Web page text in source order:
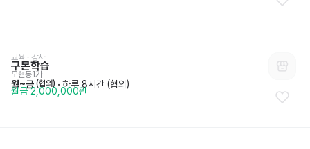
교육 · 강사
구몬학습
모현동1가
월~금 (협의) · 하루 8시간 (협의)
월급 2,000,000원